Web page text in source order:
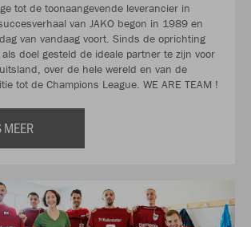
tot de toonaangevende leverancier in
van JAKO begon in 1989 en
van vandaag voort. Sinds de oprichting
als doel gesteld de ideale partner te zijn voor
over de hele wereld en van de
tot de Champions League. WE ARE TEAM !
MEER